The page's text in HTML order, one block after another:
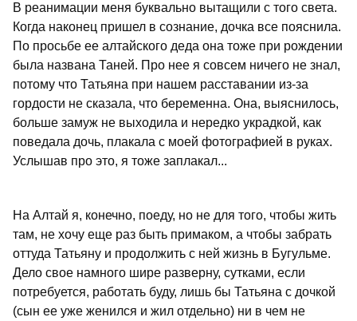
В реанимации меня буквально вытащили с того света.
Когда наконец пришел в сознание, дочка все пояснила.
По просьбе ее алтайского деда она тоже при рождении
была названа Таней. Про нее я совсем ничего не знал,
потому что Татьяна при нашем расставании из-за
гордости не сказала, что беременна. Она, выяснилось,
больше замуж не выходила и нередко украдкой, как
поведала дочь, плакала с моей фотографией в руках.
Услышав про это, я тоже заплакал...
На Алтай я, конечно, поеду, но не для того, чтобы жить
там, не хочу еще раз быть примаком, а чтобы забрать
оттуда Татьяну и продолжить с ней жизнь в Бугульме.
Дело свое намного шире разверну, сутками, если
потребуется, работать буду, лишь бы Татьяна с дочкой
(сын ее уже женился и жил отдельно) ни в чем не